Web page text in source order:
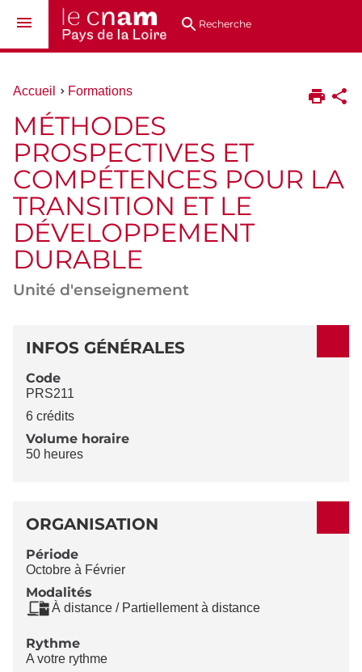
au
directsRecherche
Vous
ici :
Accueil Formations
MÉTHODES
PROSPECTIVES ET
COMPÉTENCES POUR LA
TRANSITION ET LE
DÉVELOPPEMENT
DURABLE
Unité d'enseignement
DÉTAILS
INFOS GÉNÉRALES
Code
PRS211
6 crédits
Volume horaire
50 heures
ORGANISATION
Période
Octobre à Février
Modalités
À distance / Partiellement à distance
Rythme
A votre rythme